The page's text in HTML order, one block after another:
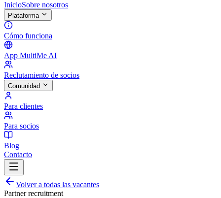
InicioSobre nosotros
Plataforma
Cómo funciona
App MultiMe AI
Reclutamiento de socios
Comunidad
Para clientes
Para socios
Blog
Contacto
Volver a todas las vacantes
Partner recruitment